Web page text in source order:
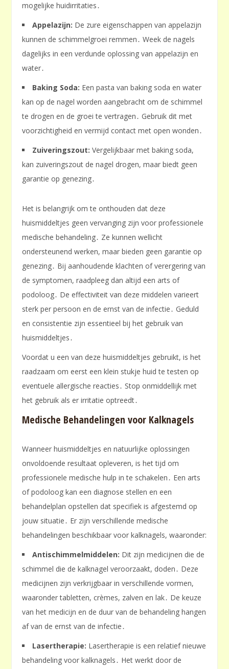
mogelijke huidirritaties․
Appelazijn: De zure eigenschappen van appelazijn
kunnen de schimmelgroei remmen․ Week de nagels
dagelijks in een verdunde oplossing van appelazijn en
water․
Baking Soda: Een pasta van baking soda en water
kan op de nagel worden aangebracht om de schimmel
te drogen en de groei te vertragen․ Gebruik dit met
voorzichtigheid en vermijd contact met open wonden․
Zuiveringszout: Vergelijkbaar met baking soda,
kan zuiveringszout de nagel drogen, maar biedt geen
garantie op genezing․
Het is belangrijk om te onthouden dat deze
huismiddeltjes geen vervanging zijn voor professionele
medische behandeling․ Ze kunnen wellicht
ondersteunend werken, maar bieden geen garantie op
genezing․ Bij aanhoudende klachten of verergering van
de symptomen, raadpleeg dan altijd een arts of
podoloog․ De effectiviteit van deze middelen varieert
sterk per persoon en de ernst van de infectie․ Geduld
en consistentie zijn essentieel bij het gebruik van
huismiddeltjes․
Voordat u een van deze huismiddeltjes gebruikt, is het
raadzaam om eerst een klein stukje huid te testen op
eventuele allergische reacties․ Stop onmiddellijk met
het gebruik als er irritatie optreedt․
Medische Behandelingen voor Kalknagels
Wanneer huismiddeltjes en natuurlijke oplossingen
onvoldoende resultaat opleveren, is het tijd om
professionele medische hulp in te schakelen․ Een arts
of podoloog kan een diagnose stellen en een
behandelplan opstellen dat specifiek is afgestemd op
jouw situatie․ Er zijn verschillende medische
behandelingen beschikbaar voor kalknagels, waaronder:
Antischimmelmiddelen: Dit zijn medicijnen die de
schimmel die de kalknagel veroorzaakt, doden․ Deze
medicijnen zijn verkrijgbaar in verschillende vormen,
waaronder tabletten, crèmes, zalven en lak․ De keuze
van het medicijn en de duur van de behandeling hangen
af van de ernst van de infectie․
Lasertherapie: Lasertherapie is een relatief nieuwe
behandeling voor kalknagels․ Het werkt door de